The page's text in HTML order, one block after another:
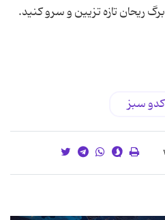
ریحان تازه تزیین و سرو کنید.
سبز